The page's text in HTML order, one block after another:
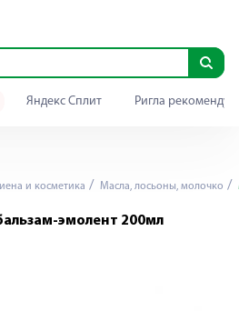
Яндекс Сплит Ригла
и косметика Масла, лосьоны, молочко
эмолент 200мл